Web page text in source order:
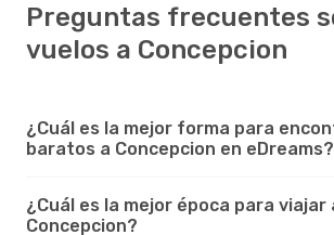
Preguntas frecuentes
vuelos a Concepcion
¿Cuál es la mejor forma para
baratos a Concepcion en eDreams?
¿Cuál es la mejor época para viajar
Concepcion?